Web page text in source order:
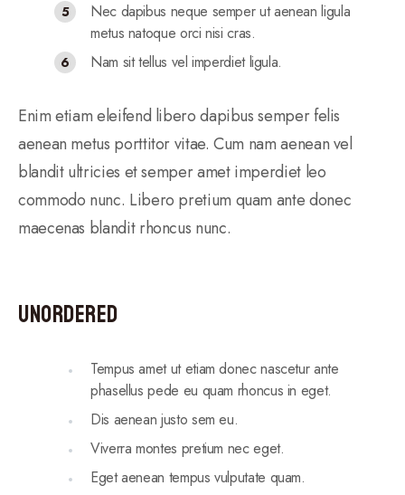
Nec dapibus neque semper ut aenean ligula
metus natoque orci nisi cras.
Nam sit tellus vel imperdiet ligula.
Enim etiam eleifend libero dapibus semper felis
aenean metus porttitor vitae. Cum nam aenean vel
blandit ultricies et semper amet imperdiet leo
commodo nunc. Libero pretium quam ante donec
maecenas blandit rhoncus nunc.
Unordered
Tempus amet ut etiam donec nascetur ante
phasellus pede eu quam rhoncus in eget.
Dis aenean justo sem eu.
Viverra montes pretium nec eget.
Eget aenean tempus vulputate quam.